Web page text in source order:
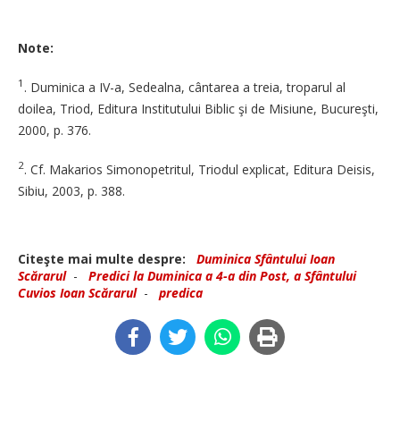
Note:
1 . Duminica a IV-a, Sedealna, cântarea a treia, troparul al
doilea, Triod, Editura Institutului Biblic şi de Misiune, Bucureşti,
2000, p. 376.
2. Cf. Makarios Simonopetritul, Triodul explicat, Editura Deisis,
Sibiu, 2003, p. 388.
Citeşte mai multe despre:
Duminica Sfântului Ioan
Scărarul- Predici la Duminica a 4-a din Post, a Sfântului
Cuvios Ioan Scărarul- predica